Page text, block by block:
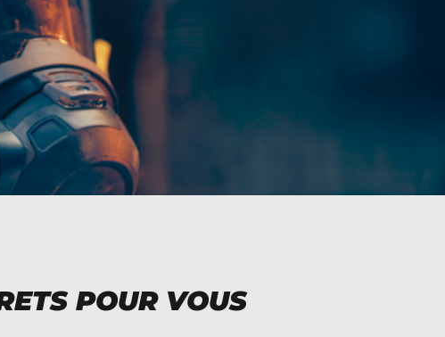
POUR VOUS